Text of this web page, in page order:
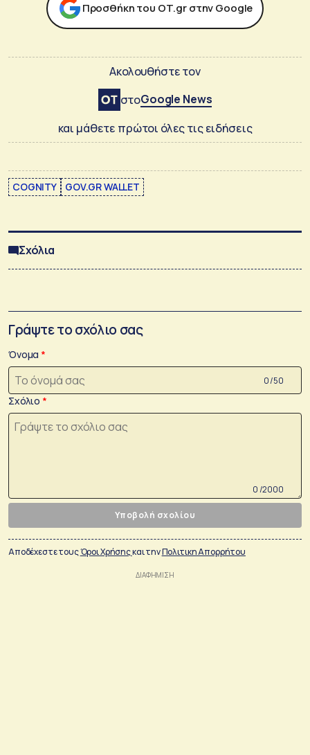
Προσθήκη του ΟΤ.gr στην Google
Ακολουθήστε τον
στοGoogle News
και μάθετε πρώτοι όλες τις ειδήσεις
COGNITY GOV.GR WALLET
Σχόλια
Γράψτε το σχόλιο σας
Όνομα
0 /50
Σχόλιο
0 /2000
Υποβολή σχολίου
Αποδέχεστε τουςΌροι Χρήσηςκαι τηνΠολιτικη Απορρήτου